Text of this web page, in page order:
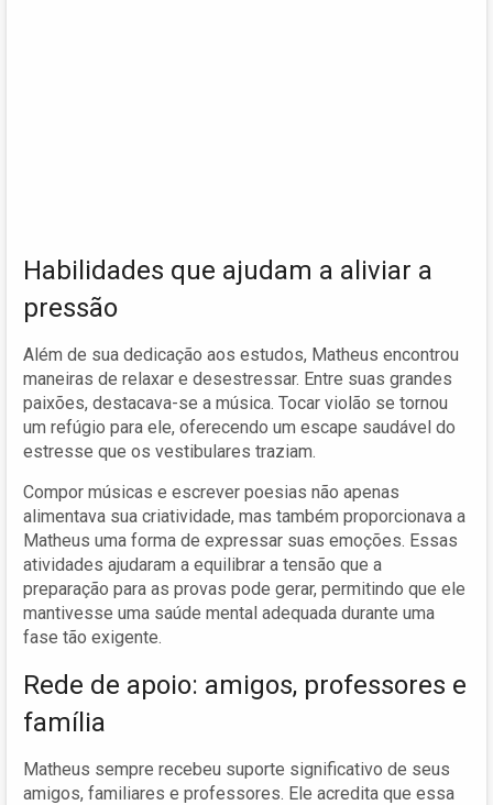
Habilidades que ajudam a aliviar a
pressão
Além de sua dedicação aos estudos, Matheus encontrou
maneiras de relaxar e desestressar. Entre suas grandes
paixões, destacava-se a música. Tocar violão se tornou
um refúgio para ele, oferecendo um escape saudável do
estresse que os vestibulares traziam.
Compor músicas e escrever poesias não apenas
alimentava sua criatividade, mas também proporcionava a
Matheus uma forma de expressar suas emoções. Essas
atividades ajudaram a equilibrar a tensão que a
preparação para as provas pode gerar, permitindo que ele
mantivesse uma saúde mental adequada durante uma
fase tão exigente.
Rede de apoio: amigos, professores e
família
Matheus sempre recebeu suporte significativo de seus
amigos, familiares e professores. Ele acredita que essa